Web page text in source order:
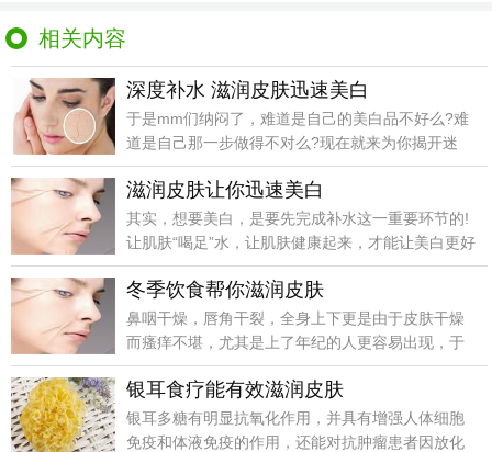
相关内容
深度补水 滋润皮肤迅速美白
于是mm们纳闷了，难道是自己的美白品不好么?难
道是自己那一步做得不对么?现在就来为你揭开迷
雾。
滋润皮肤让你迅速美白
其实，想要美白，是要先完成补水这一重要环节的!
让肌肤“喝足”水，让肌肤健康起来，才能让美白更好
实现的
冬季饮食帮你滋润皮肤
鼻咽干燥，唇角干裂，全身上下更是由于皮肤干燥
而瘙痒不堪，尤其是上了年纪的人更容易出现，于
是忍不住去抓
银耳食疗能有效滋润皮肤
银耳多糖有明显抗氧化作用，并具有增强人体细胞
免疫和体液免疫的作用，还能对抗肿瘤患者因放化